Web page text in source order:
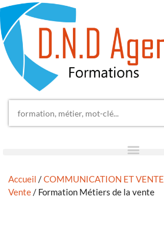
Accueil /COMMUNICATION ET VENTE
Vente/ Formation Métiers de la vente